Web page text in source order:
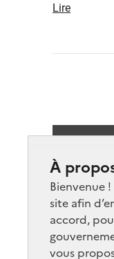
À
Bienvenue
site afin
accord,
vous
Lire